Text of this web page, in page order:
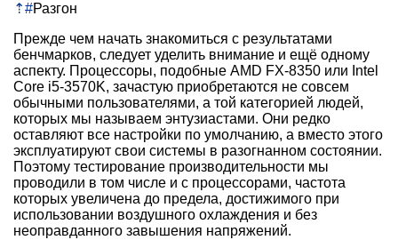
⇡#Разгон
Прежде чем начать знакомиться с результатами
бенчмарков, следует уделить внимание и ещё одному
аспекту. Процессоры, подобные AMD FX-8350 или Intel
Core i5-3570K, зачастую приобретаются не совсем
обычными пользователями, а той категорией людей,
которых мы называем энтузиастами. Они редко
оставляют все настройки по умолчанию, а вместо этого
эксплуатируют свои системы в разогнанном состоянии.
Поэтому тестирование производительности мы
проводили в том числе и с процессорами, частота
которых увеличена до предела, достижимого при
использовании воздушного охлаждения и без
неоправданного завышения напряжений.